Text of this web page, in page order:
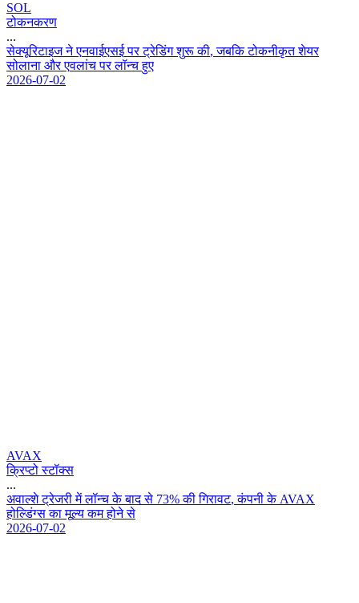
SOL
टोकनकरण
...
सकयरटइज न एनवईएसई पर टरडग शर क, जबक टकनकत शयर
सलन और एवलच पर लनच हए
2026-07-02
AVAX
क्रिप्टो स्टॉक्स
...
अवलश टरजर म लनच क बद स 73% क गरवट, कपन क AVAX
हलगस क मलय कम हन स
2026-07-02